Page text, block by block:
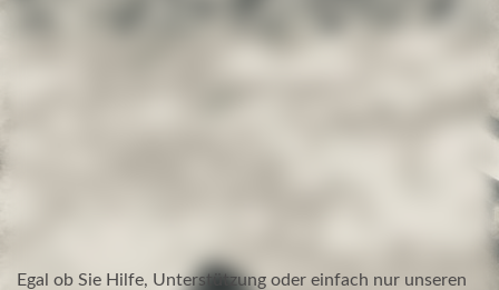
Egal ob Sie Hilfe, Unterstützung oder einfach nur unseren